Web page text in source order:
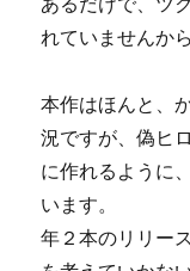
れていませんか
本作はほんと、
況ですが、偽ヒ
に作れるように
います。
年２本のリリー